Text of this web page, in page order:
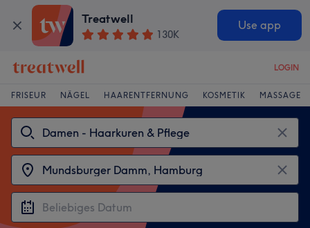
Treatwell
130K
Use app
LOGIN
FRISEUR NÄGEL HAARENTFERNUNG KOSMETIK MASSAGE